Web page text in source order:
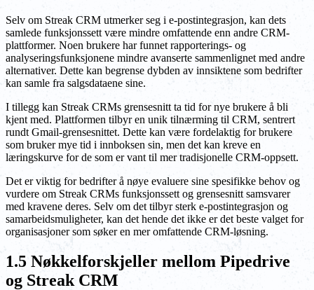
Selv om Streak CRM utmerker seg i e-postintegrasjon, kan dets
samlede funksjonssett være mindre omfattende enn andre CRM-
plattformer. Noen brukere har funnet rapporterings- og
analyseringsfunksjonene mindre avanserte sammenlignet med andre
alternativer. Dette kan begrense dybden av innsiktene som bedrifter
kan samle fra salgsdataene sine.
I tillegg kan Streak CRMs grensesnitt ta tid for nye brukere å bli
kjent med. Plattformen tilbyr en unik tilnærming til CRM, sentrert
rundt Gmail-grensesnittet. Dette kan være fordelaktig for brukere
som bruker mye tid i innboksen sin, men det kan kreve en
læringskurve for de som er vant til mer tradisjonelle CRM-oppsett.
Det er viktig for bedrifter å nøye evaluere sine spesifikke behov og
vurdere om Streak CRMs funksjonssett og grensesnitt samsvarer
med kravene deres. Selv om det tilbyr sterk e-postintegrasjon og
samarbeidsmuligheter, kan det hende det ikke er det beste valget for
organisasjoner som søker en mer omfattende CRM-løsning.
1.5 Nøkkelforskjeller mellom Pipedrive
og Streak CRM